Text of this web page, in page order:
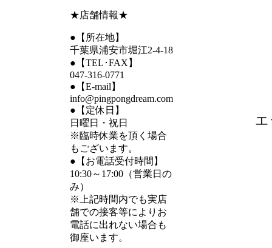
★店舗情報★
●【所在地】
千葉県浦安市堀江2-4-18
●【TEL･FAX】
047-316-0771
●【E-mail】
info@pingpongdream.com
●【定休日】
日曜日・祝日
※臨時休業を頂く場合
もございます。
●【お電話受付時間】
10:30～17:00（営業日の
み）
※上記時間内でも実店
舗での接客等によりお
電話に出れない場合も
御座います。
エ